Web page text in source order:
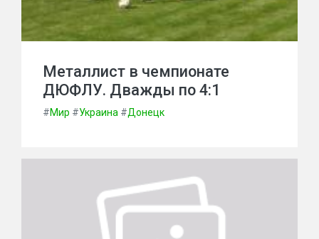
Металлист в чемпионате
ДЮФЛУ. Дважды по 4:1
#Мир #Украина #Донецк